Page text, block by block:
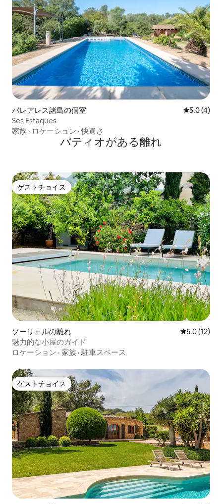
バレアレス諸島の個室 レビュー4
5.0 (4)
Ses Estaques
家族 · ロケーション ·快適さ
パティオがある離れ
ゲストチョイス
ゲストチョイス
ソーリェルの離れ レビュー12
5.0 (12)
魅力的な小屋のガイド
ロケーション · 家族 · 駐車スペース
ゲストチョイス
ゲストチョイス